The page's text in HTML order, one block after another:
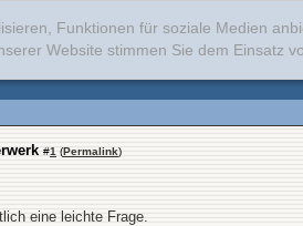
Funktionen für soziale Medien
Website stimmen Sie dem Einsatz
#1 (Permalink)
eine leichte Frage.